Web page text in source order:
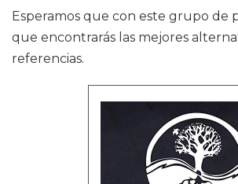
Esperamos que con este grupo
que encontrarás las mejores
referencias.